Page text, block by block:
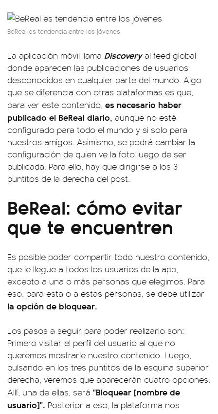
BeReal es tendencia entre los jóvenes
La aplicación móvil llama Discoveryal feed global
donde aparecen las publicaciones de usuarios
desconocidos en cualquier parte del mundo. Algo
que se diferencia con otras plataformas es que,
para ver este contenido, es necesario haber
publicado el BeReal diario, aunque no esté
configurado para todo el mundo y si solo para
nuestros amigos. Asimismo, se podrá cambiar la
configuración de quien ve la foto luego de ser
publicada. Para ello, hay que dirigirse a los 3
puntitos de la derecha del post.
BeReal: cómo evitar
que te encuentren
Es posible poder compartir todo nuestro contenido,
que le llegue a todos los usuarios de la app,
excepto a una o más personas que elegimos. Para
eso, para esta o a estas personas, se debe utilizar
la opción de bloquear.
Los pasos a seguir para poder realizarlo son:
Primero visitar el perfil del usuario al que no
queremos mostrarle nuestro contenido. Luego,
pulsando en los tres puntitos de la esquina superior
derecha, veremos que aparecerán cuatro opciones.
Allí, una de ellas, será "Bloquear [nombre de
usuario]". Posterior a eso, la plataforma nos